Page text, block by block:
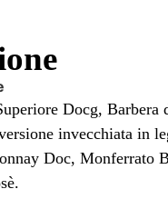
Docg,
invecchiata in
Doc, Monferrato